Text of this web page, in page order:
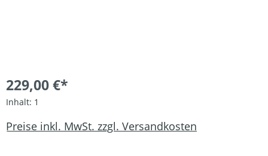
229,00 €*
Inhalt: 1
Preise inkl. MwSt. zzgl. Versandkosten